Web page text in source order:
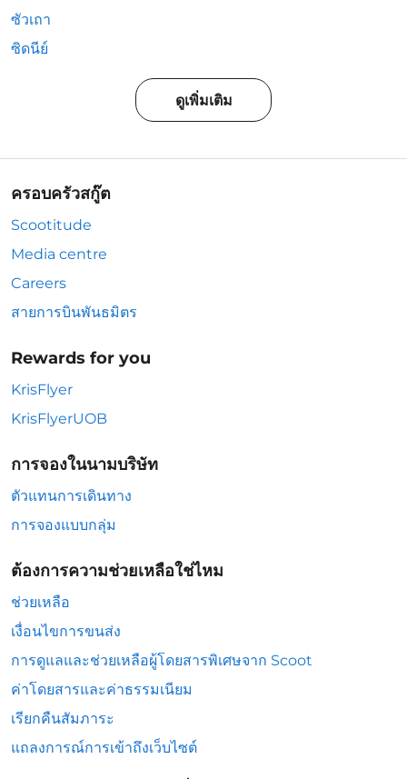
ซัวเถา
ซิดนีย์
ดูเพิ่มเติม
ครอบครัวสกู๊ต
Scootitude
Media centre
Careers
สายการบินพันธมิตร
Rewards for you
KrisFlyer
KrisFlyerUOB
การจองในนามบริษัท
ตัวแทนการเดินทาง
การจองแบบกลุ่ม
ต้องการความช่วยเหลือใช่ไหม
ช่วยเหลือ
เงื่อนไขการขนส่ง
การดูแลและช่วยเหลือผู้โดยสารพิเศษจาก Scoot
ค่าโดยสารและค่าธรรมเนียม
เรียกคืนสัมภาระ
แถลงการณ์การเข้าถึงเว็บไซต์